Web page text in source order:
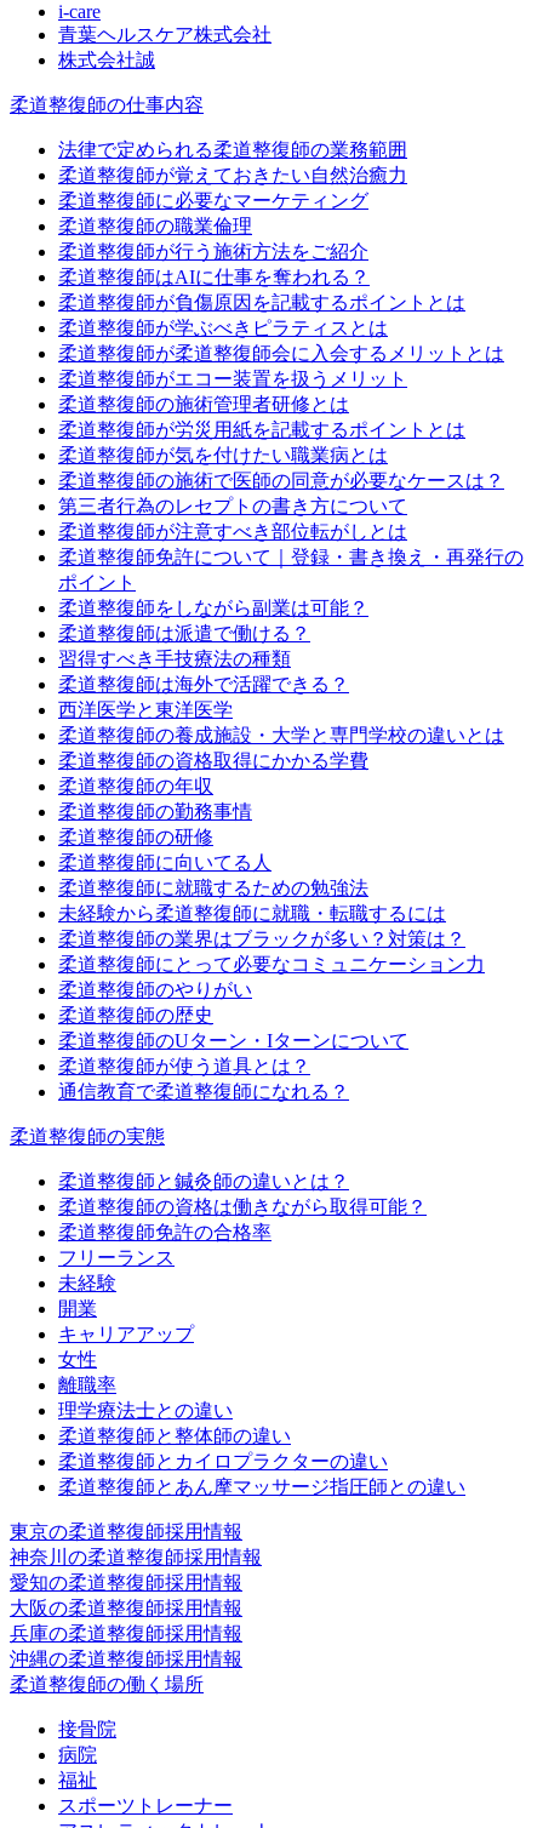
i-care
青葉ヘルスケア株式会社
株式会社誠
柔道整復師の仕事内容
法律で定められる柔道整復師の業務範囲
柔道整復師が覚えておきたい自然治癒力
柔道整復師に必要なマーケティング
柔道整復師の職業倫理
柔道整復師が行う施術方法をご紹介
柔道整復師はAIに仕事を奪われる？
柔道整復師が負傷原因を記載するポイントとは
柔道整復師が学ぶべきピラティスとは
柔道整復師が柔道整復師会に入会するメリットとは
柔道整復師がエコー装置を扱うメリット
柔道整復師の施術管理者研修とは
柔道整復師が労災用紙を記載するポイントとは
柔道整復師が気を付けたい職業病とは
柔道整復師の施術で医師の同意が必要なケースは？
第三者行為のレセプトの書き方について
柔道整復師が注意すべき部位転がしとは
柔道整復師免許について｜登録・書き換え・再発行の
ポイント
柔道整復師をしながら副業は可能？
柔道整復師は派遣で働ける？
習得すべき手技療法の種類
柔道整復師は海外で活躍できる？
西洋医学と東洋医学
柔道整復師の養成施設・大学と専門学校の違いとは
柔道整復師の資格取得にかかる学費
柔道整復師の年収
柔道整復師の勤務事情
柔道整復師の研修
柔道整復師に向いてる人
柔道整復師に就職するための勉強法
未経験から柔道整復師に就職・転職するには
柔道整復師の業界はブラックが多い？対策は？
柔道整復師にとって必要なコミュニケーション力
柔道整復師のやりがい
柔道整復師の歴史
柔道整復師のUターン・Iターンについて
柔道整復師が使う道具とは？
通信教育で柔道整復師になれる？
柔道整復師の実態
柔道整復師と鍼灸師の違いとは？
柔道整復師の資格は働きながら取得可能？
柔道整復師免許の合格率
フリーランス
未経験
開業
キャリアアップ
女性
離職率
理学療法士との違い
柔道整復師と整体師の違い
柔道整復師とカイロプラクターの違い
柔道整復師とあん摩マッサージ指圧師との違い
東京の柔道整復師採用情報
神奈川の柔道整復師採用情報
愛知の柔道整復師採用情報
大阪の柔道整復師採用情報
兵庫の柔道整復師採用情報
沖縄の柔道整復師採用情報
柔道整復師の働く場所
接骨院
病院
福祉
スポーツトレーナー